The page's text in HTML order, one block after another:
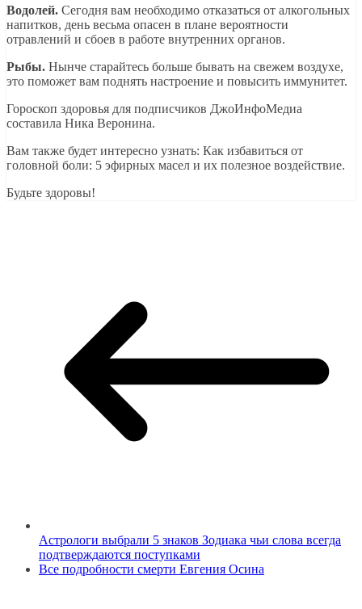
Водолей. Сегодня вам необходимо отказаться от алкогольных
напитков, день весьма опасен в плане вероятности
отравлений и сбоев в работе внутренних органов.
Рыбы. Нынче старайтесь больше бывать на свежем воздухе,
это поможет вам поднять настроение и повысить иммунитет.
Гороскоп здоровья для подписчиков ДжоИнфоМедиа
составила Ника Веронина.
Вам также будет интересно узнать: Как избавиться от
головной боли: 5 эфирных масел и их полезное воздействие.
Будьте здоровы!
Астрологи выбрали 5 знаков Зодиака чьи слова всегда
подтверждаются поступками
Все подробности смерти Евгения Осина